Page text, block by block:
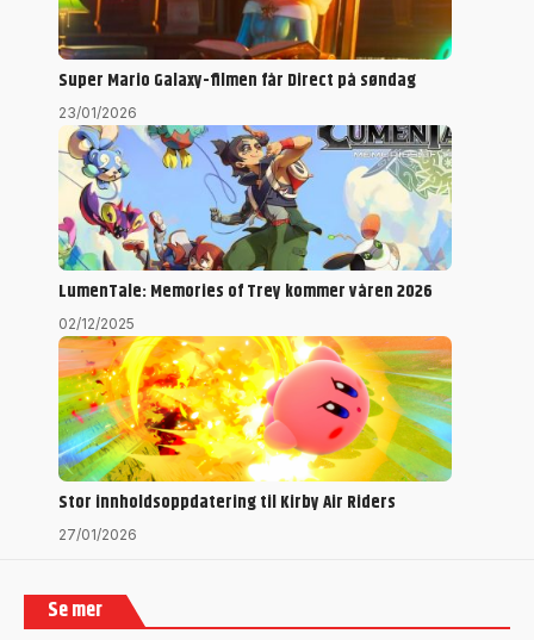
Super Mario Galaxy-filmen får Direct på søndag
23/01/2026
LumenTale: Memories of Trey kommer våren 2026
02/12/2025
Stor innholdsoppdatering til Kirby Air Riders
27/01/2026
Se mer